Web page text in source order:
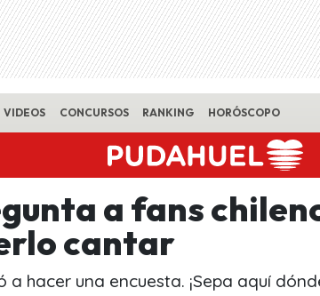
VIDEOS CONCURSOS RANKING HORÓSCOPO
a fans
cantar
hacer una encuesta. ¡Sepa aquí